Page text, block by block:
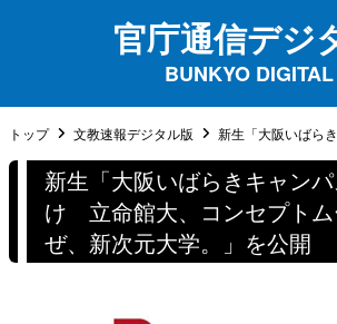
官庁通信デジ
BUNKYO DIGITAL
トップ 文教速報デジタル版 新生「大阪いばら
新生「大阪いばらきキャン
け 立命館大、コンセプトム
ぜ、新次元大学。」を公開